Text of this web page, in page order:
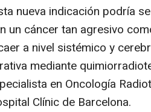
nueva indicación podría
un cáncer tan agresivo
a nivel sistémico y
mediante
en Oncología
Clínic de Barcelona.